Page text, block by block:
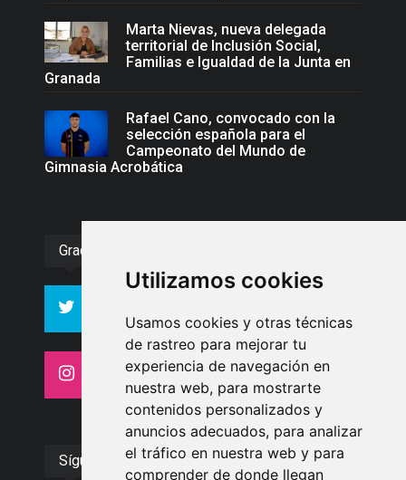
Utilizamos cookies
Usamos cookies y otras técnicas
de rastreo para mejorar tu
experiencia de navegación en
nuestra web, para mostrarte
contenidos personalizados y
anuncios adecuados, para analizar
el tráfico en nuestra web y para
comprender de donde llegan
Marta Nievas, nueva delegada
territorial de Inclusión Social,
Familias e Igualdad de la Junta en
Granada
Rafael Cano, convocado con la
selección española para el
Campeonato del Mundo de
Gimnasia Acrobática
Gracias :)
Seguidores
Seguidores
4413
Seguidores
26
Seguidores
Síguenos